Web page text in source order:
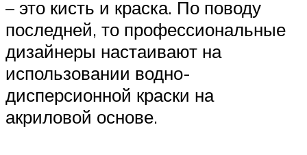
– это кисть и краска. По поводу
последней, то профессиональные
дизайнеры настаивают на
использовании водно-
дисперсионной краски на
акриловой основе.